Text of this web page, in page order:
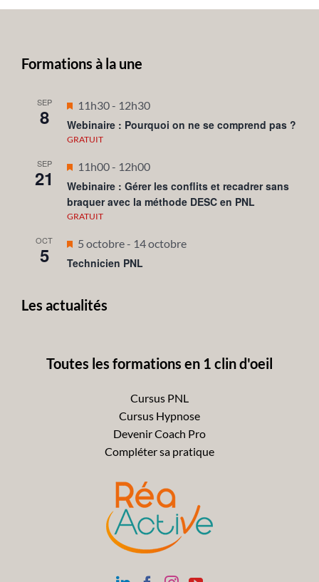
Formations à la une
SEP
8
Mis
en
avant
11h30- 12h30
Webinaire : Pourquoi on ne se comprend pas ?
GRATUIT
SEP
21
Mis
en
avant
11h00- 12h00
Webinaire : Gérer les conflits et recadrer sans
braquer avec la méthode DESC en PNL
GRATUIT
OCT
5
Mis
en
5 octobre- 14 octobre
Technicien PNL
Les actualités
Toutes les formations en 1 clin d'oeil
Cursus PNL
Cursus Hypnose
Devenir Coach Pro
Compléter sa pratique